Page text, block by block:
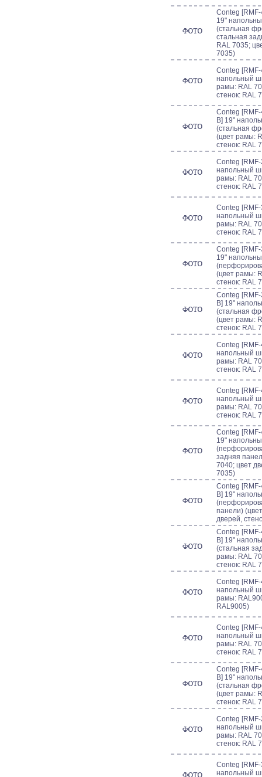
Conteg
19"
(стальная
стальная
RAL 7035;
7035)
Conteg
напольный
рамы: RAL
стенок: RAL
Conteg
B] 19"
(стальная
(цвет рамы:
стенок: RAL
Conteg
напольный
рамы: RAL
стенок: RAL
Conteg
напольный
рамы: RAL
стенок: RAL
Conteg
19"
(цвет рамы:
стенок: RAL
Conteg
B] 19"
(стальная
(цвет рамы:
стенок: RAL
Conteg
напольный
рамы: RAL
стенок: RAL
Conteg
напольный
рамы: RAL
стенок: RAL
Conteg
19"
задняя
7040; цвет
7035)
Conteg
B] 19"
панели)
дверей,
Conteg
B] 19"
(стальная
рамы: RAL
стенок: RAL
Conteg
напольный
рамы:
RAL9005)
Conteg
напольный
рамы: RAL
стенок: RAL
Conteg
B] 19"
(стальная
(цвет рамы:
стенок: RAL
Conteg
напольный
рамы: RAL
стенок: RAL
Conteg
напольный